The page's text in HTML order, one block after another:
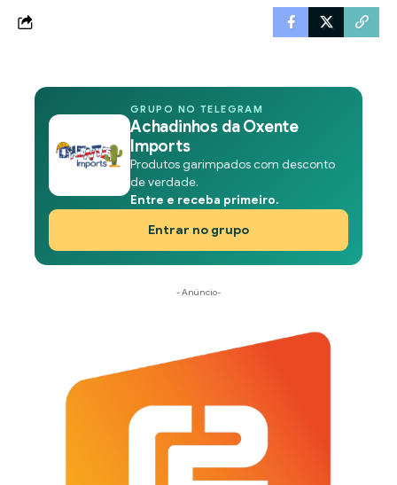
GRUPO NO TELEGRAM
Achadinhos da Oxente
Imports
Produtos garimpados com desconto
de verdade.
Entre e receba primeiro.
Entrar no grupo
- Anúncio-